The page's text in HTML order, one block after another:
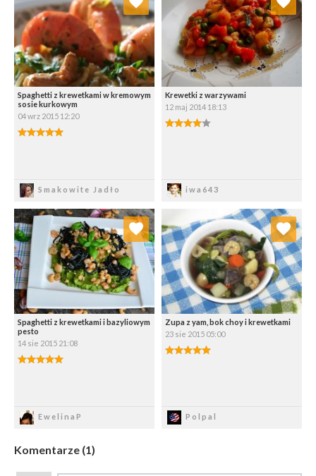
Spaghetti z krewetkami w kremowym
sosie kurkowym
04 wrz 2015 12:20
Smakowite Jadło
Wybierz listę:
Krewetki z warzywami
12 maj 2014 18:13
iwa643
Wybierz listę:
Spaghetti z krewetkami i bazyliowym
pesto
14 sie 2015 21:08
EwelinaP
Dodaj do ulubionych
Wybierz listę:
Zupa z yam, bok choy i krewetkami
23 sie 2015 05:00
Polpal
Dodaj do ulubionych
Wybierz listę:
Komentarze (1)